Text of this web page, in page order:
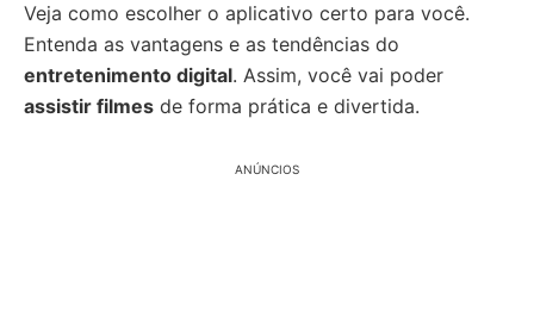
Veja como escolher o aplicativo certo para você.
Entenda as vantagens e as tendências do
entretenimento digital. Assim, você vai poder
assistir filmes de forma prática e divertida.
ANÚNCIOS